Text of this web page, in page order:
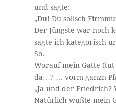
und sagte:
„Du! Du sollsch
Der Jüngste war noch
sagte ich kategorisch
So.
Worauf mein Gatte
da…? … vorm ganzn
„Ja und der Friedrich?
Natürlich wußte mein